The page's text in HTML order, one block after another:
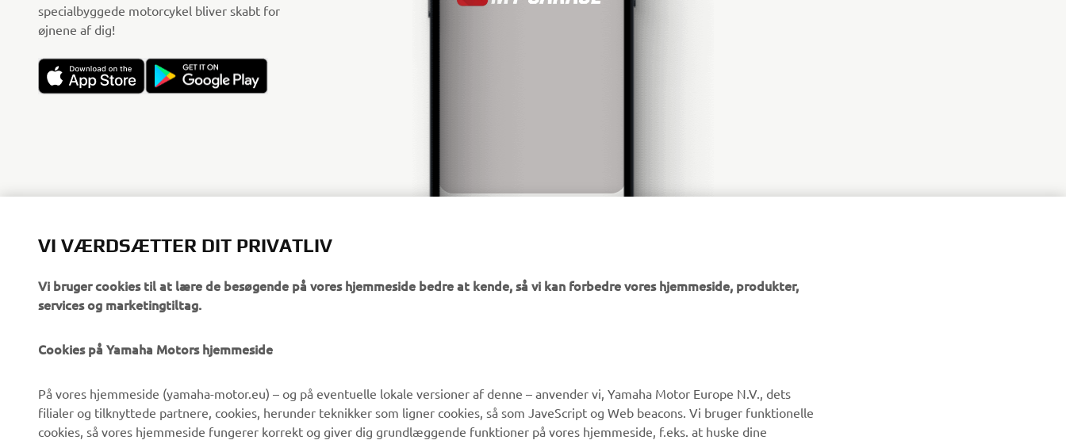
specialbyggede motorcykel bliver skabt for
øjnene af dig!
Om os
eBike systemer
MyYamaha
Kundeservice
Vær den første til at få besked om de seneste tilbud, særlige
arrangementer, nye udgivelser og meget mere.
VI VÆRDSÆTTER DIT PRIVATLIV
Vi bruger cookies til at lære de besøgende på vores hjemmeside bedre at kende, så vi kan forbedre vores hjemmeside, produkter,
services og marketingtiltag.
Cookies på Yamaha Motors hjemmeside
På vores hjemmeside (yamaha-motor.eu) – og på eventuelle lokale versioner af denne – anvender vi, Yamaha Motor Europe N.V., dets
filialer og tilknyttede partnere, cookies, herunder teknikker som ligner cookies, så som JaveScript og Web beacons. Vi bruger funktionelle
cookies, så vores hjemmeside fungerer korrekt og giver dig grundlæggende funktioner på vores hjemmeside, f.eks. at huske dine